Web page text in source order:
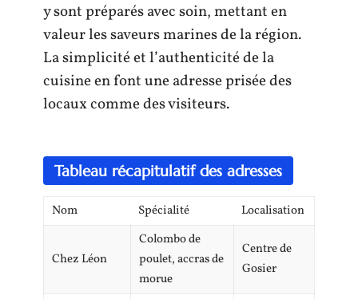
y sont préparés avec soin, mettant en
valeur les saveurs marines de la région.
La simplicité et l’authenticité de la
cuisine en font une adresse prisée des
locaux comme des visiteurs.
Tableau récapitulatif des adresses
Nom Spécialité Localisation
Chez Léon
Colombo de
poulet, accras de
morue
Centre de
Gosier